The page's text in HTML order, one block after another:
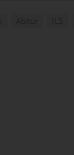
Abitur ILS